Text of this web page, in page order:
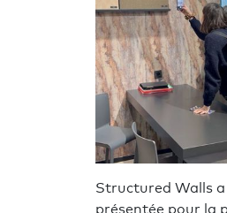
Structured Walls
présentée pour la